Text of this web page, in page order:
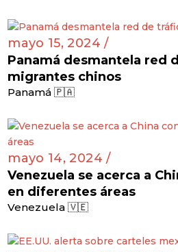
mayo 15, 2024 /
Panamá desmantela red
migrantes chinos
Panamá 🇵🇦
mayo 14, 2024 /
Venezuela se acerca a
en diferentes áreas
Venezuela 🇻🇪